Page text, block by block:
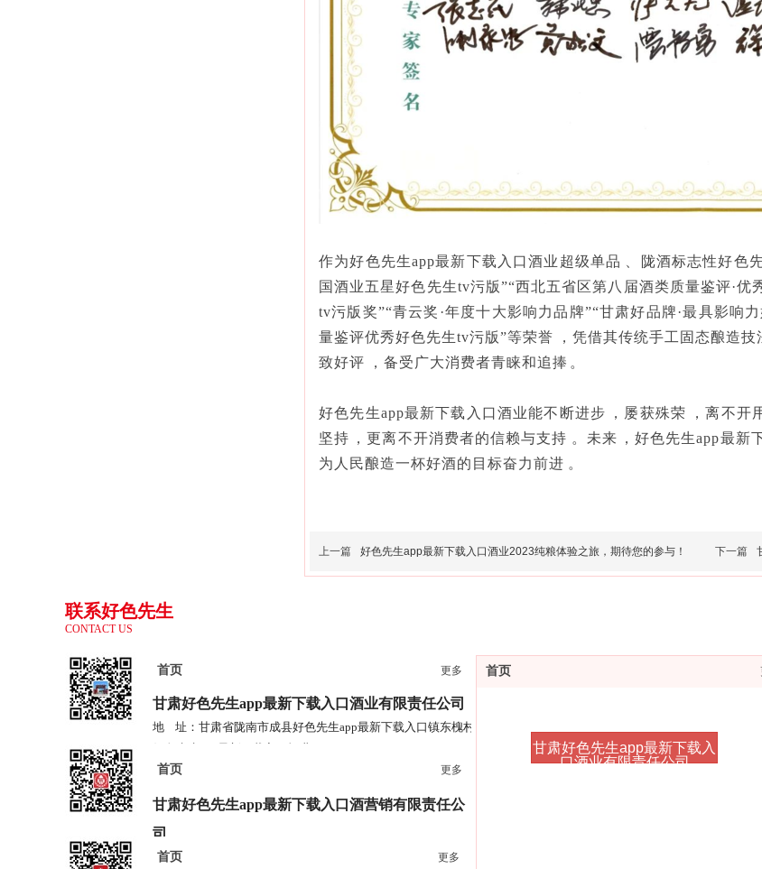
作为好色先生app最新下载入口酒业超级单品、陇酒标志性好
国酒业五星好色先生tv污版”“西北五省区第八届酒类质量鉴评·
tv污版奖”“青云奖·年度十大影响力品牌”“甘肃好品牌·最具影响
量鉴评优秀好色先生tv污版”等荣誉，凭借其传统手工固态酿造
致好评，备受广大消费者青睐和追捧。
好色先生app最新下载入口酒业能不断进步，屡获殊荣，离不
坚持，更离不开消费者的信赖与支持。未来，好色先生app最
为人民酿造一杯好酒的目标奋力前进。
上一篇 好色先生app最新下载入口酒业2023纯粮体验之旅，期待您的参与！ 下一篇
首页
首页 更多
甘肃好色先生app最新下载入口酒业有限责任公司
地 址：甘肃省陇南市成县好色先生app最新下载入口镇东槐村
电 话：0939-3778685 3778687
首页 更多
甘肃好色先生app最新下载入口酒营销有限责任公
司
地 址：兰州市七里河区西津西路16号兰州中心38楼
首页 更多
联系好色先生
app最新下载
入口
CONTACT US
甘肃好色先生app最新下载入
口酒业有限责任公司